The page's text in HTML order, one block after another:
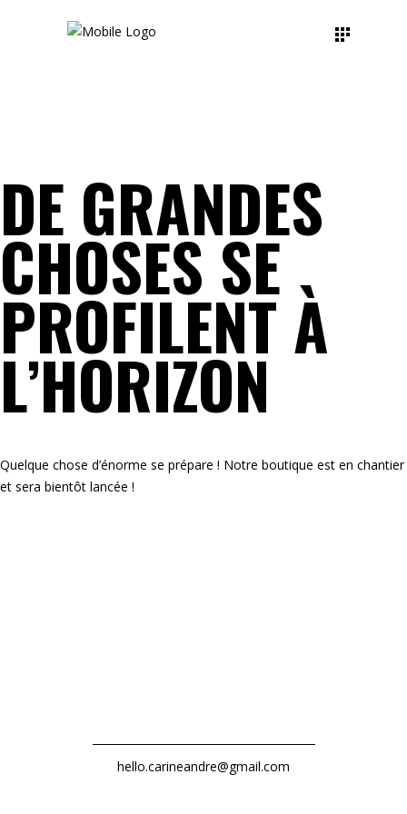
DE GRANDES
CHOSES SE
PROFILENT À
L’HORIZON
Quelque chose d’énorme se prépare ! Notre boutique est en chantier
et sera bientôt lancée !
hello.carineandre@gmail.com